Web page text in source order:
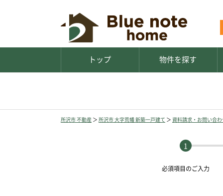
トップ 物件を探す
所沢市 不動産 ＞ 所沢市 大字荒幡 新築一戸建て ＞ 資料請求・お問い合
必須項目のご入力